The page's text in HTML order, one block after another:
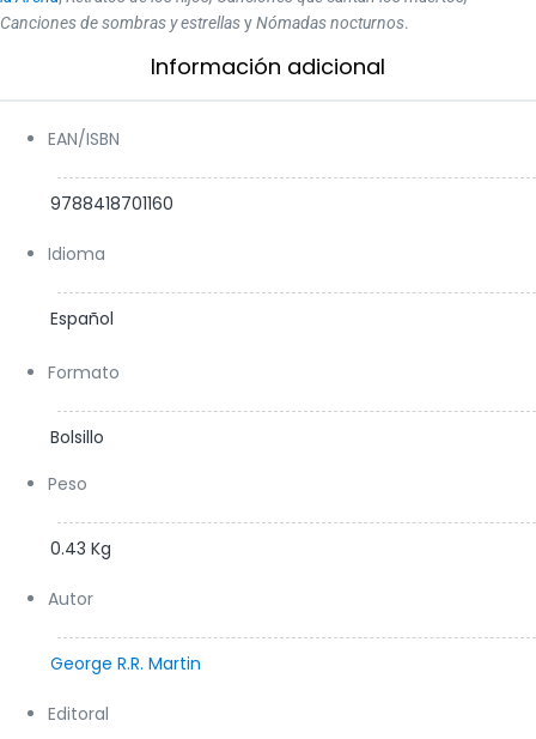
Canciones de sombras y estrellasyNómadas nocturnos.
Información adicional​
EAN/ISBN
9788418701160
Idioma
Español
Formato
Bolsillo
Peso
0.43 Kg
Autor
George R.R. Martin
Editoral